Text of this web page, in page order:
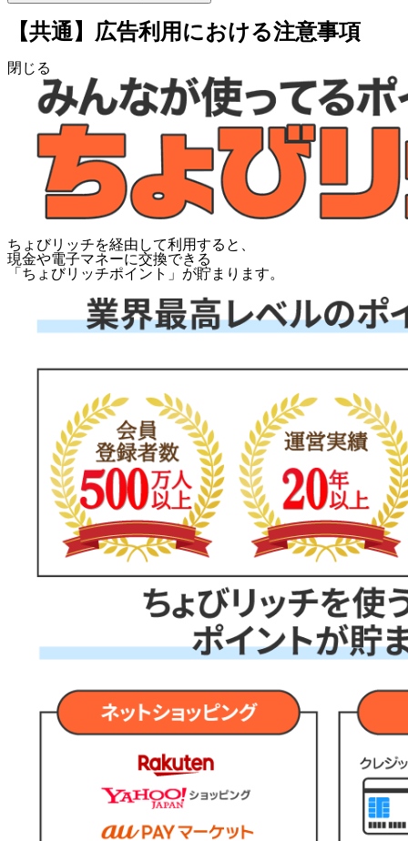
【共通】広告利用における注意事項
閉じる
ちょびリッチを経由して利用すると、
現金や電子マネーに交換できる
「 ちょびリッチポイント 」が貯まります。